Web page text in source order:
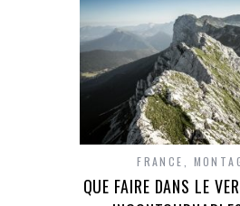
FRANCE
QUE FAIRE DANS LE